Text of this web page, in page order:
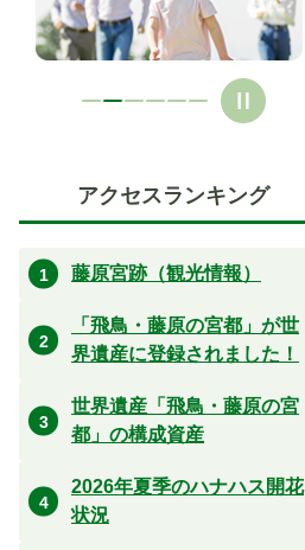
ド
アクセスランキング
藤原宮跡（観光情報）
「飛鳥・藤原の宮都」が世
界遺産に登録されました！
世界遺産「飛鳥・藤原の宮
都」の構成資産
2026年夏季のハナハス開花
状況